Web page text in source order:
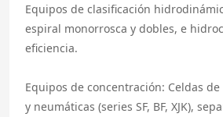
Equipos de clasificación
espiral monorrosca y dobles, e
eficiencia.
Equipos de concentración: Celdas
y neumáticas (series SF, BF, XJK),